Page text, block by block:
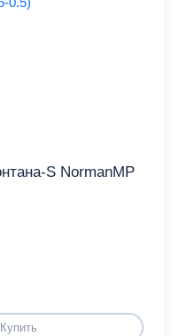
S NormanMP
Купить